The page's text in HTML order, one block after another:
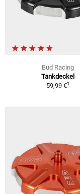
Bud Racing
Tankdeckel
59,99 €1